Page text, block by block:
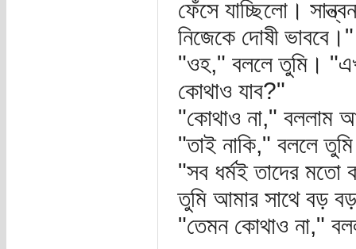
ফেঁসে যাচ্ছিলো।
নিজেকে দোষী ভাববে।"
"ওহ," বললে তুমি।
কোথাও যাব?"
"কোথাও না," বললাম
"তাই নাকি," বললে
"সব ধর্মই তাদের
তুমি আমার সাথে বড়
"তেমন কোথাও না,"